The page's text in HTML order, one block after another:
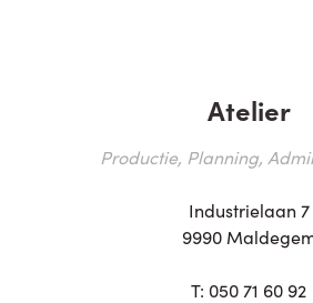
Atelier
Productie, Planning,
Industrielaan 7
9990
T: 050 71 60 92